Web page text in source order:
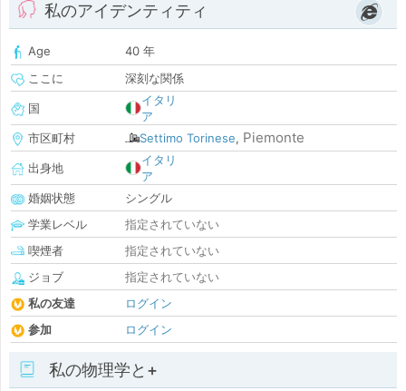
私のアイデンティティ
Age
40 年
ここに
深刻な関係
国
イタリ
ア
市区町村
Settimo Torinese, Piemonte
出身地
イタリ
ア
婚姻状態
シングル
学業レベル
指定されていない
喫煙者
指定されていない
ジョブ
指定されていない
私の友達
ログイン
参加
ログイン
私の物理学と+